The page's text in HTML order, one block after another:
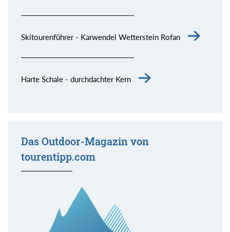
Skitourenführer - Karwendel Wetterstein Rofan
Harte Schale - durchdachter Kern
Das Outdoor-Magazin von
tourentipp.com